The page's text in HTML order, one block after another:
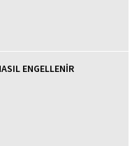
ENGELLENİR